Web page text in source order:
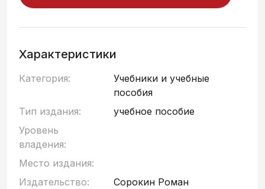
Характеристики
Категория:
Учебники и учебные
пособия
Тип издания:
учебное пособие
Уровень
владения:
Место издания:
Издательство:
Сорокин Роман